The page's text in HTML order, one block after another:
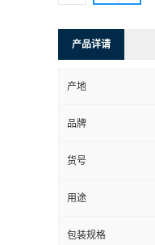
产品详请
产地
品牌
货号
用途
包装规格